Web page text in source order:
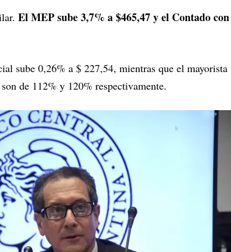
El MEP sube 3,7% a $465,47 y el Contado con
sube 0,26% a $ 227,54, mientras que el mayorista
de 112% y 120% respectivamente.